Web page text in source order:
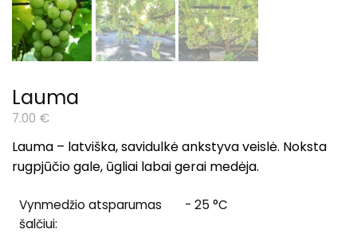
Lauma
7.00 €
Lauma – latviška, savidulkė ankstyva veislė. Noksta
rugpjūčio gale, ūgliai labai gerai medėja.
Vynmedžio atsparumas
šalčiui:
- 25 °C